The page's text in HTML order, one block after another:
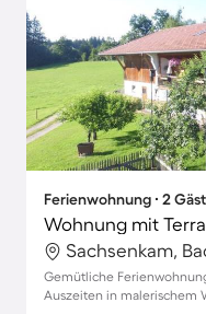
Ferienwohnung ∙ 2
Wohnung mit
Gemütliche
Auszeiten in malerischem